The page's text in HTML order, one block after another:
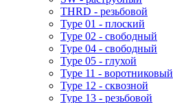
THRD - резьбовой
Type 01 - плоский
Type 02 - свободный
Type 04 - свободный
Type 05 - глухой
Type 11 - воротниковый
Type 12 - сквозной
Type 13 - резьбовой